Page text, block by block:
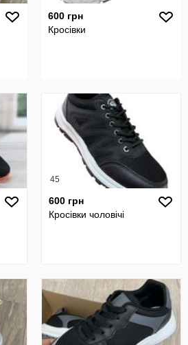
600 грн
Кросівки
45
600 грн
Кросівки чоловічі